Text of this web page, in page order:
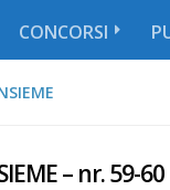
CONCORSI
– nr. 59-60